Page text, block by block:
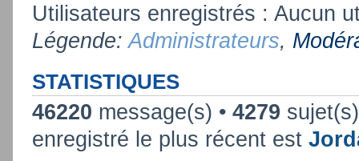
Utilisateurs enregistrés : Aucun
Légende:Administrateurs,
STATISTIQUES
46220 message(s) • 4279
enregistré le plus récent est